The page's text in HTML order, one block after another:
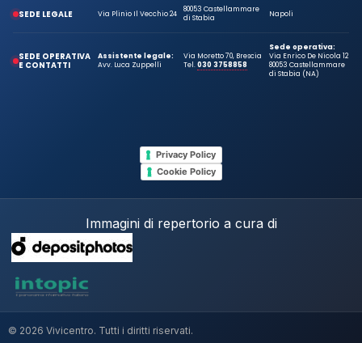
SEDE LEGALE Via Plinio Il Vecchio 24
80053 Castellammare
di Stabia
Napoli
SEDE OPERATIVA
E CONTATTI
Assistente legale:
Avv. Luca Zuppelli
Via Moretto 70, Brescia
Tel.030 3758858
Sede operativa:
Via Enrico De Nicola 12
80053 Castellammare
di Stabia (NA)
Privacy Policy
Cookie Policy
Immagini di repertorio a cura di
© 2026 Vivicentro. Tutti i diritti riservati.